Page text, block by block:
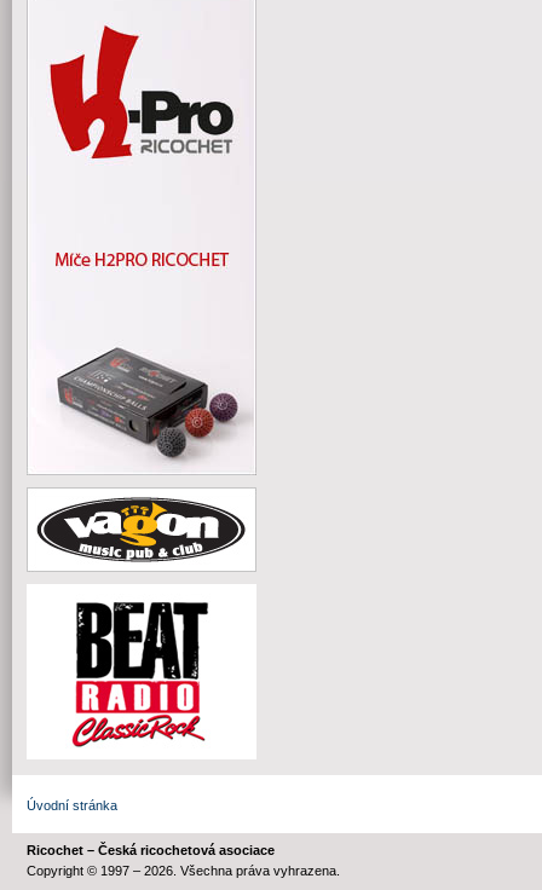
Úvodní stránka
Ricochet – Česká ricochetová asociace
Copyright © 1997 – 2026. Všechna práva vyhrazena.